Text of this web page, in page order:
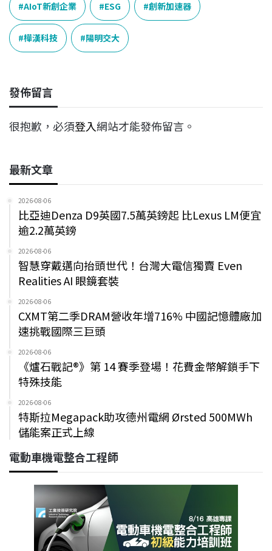
e
b
o
o
e
e
a
d
s
k
e
d
I
y
AIoT新創企業 ESG 創新加速器
樺漢科技 陽明交大
發佈留言
很抱歉，必須登入網站才能發佈留言。
最新文章
2026-08-06
比亞迪Denza D9英國7.5萬英鎊起 比Lexus LM便宜
逾2.2萬英鎊
2026-08-06
智慧穿戴邁向抬頭世代！台灣大電信獨賣 Even
Realities AI 眼鏡套裝
2026-08-06
CXMT第二季DRAM營收年增716% 中國記憶體廠加
速挑戰國際三巨頭
2026-08-06
《爐石戰記®》第 14 賽季登場！花費金幣解鎖手下
特殊技能
2026-08-06
特斯拉Megapack助攻德州電網 Ørsted 500MWh
儲能案正式上線
電動車機電整合工程師